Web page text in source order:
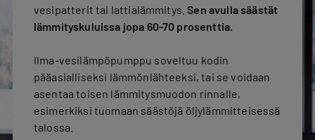
vesipatterit tai lattialämmitys.Sen avulla säästät
lämmityskuluissa jopa 60-70 prosenttia.
Ilma-vesilämpöpumppu soveltuu kodin
pääasialliseksi lämmönlähteeksi, tai se voidaan
asentaa toisen lämmitysmuodon rinnalle,
esimerkiksi tuomaan säästöjä öljylämmitteisessä
talossa.